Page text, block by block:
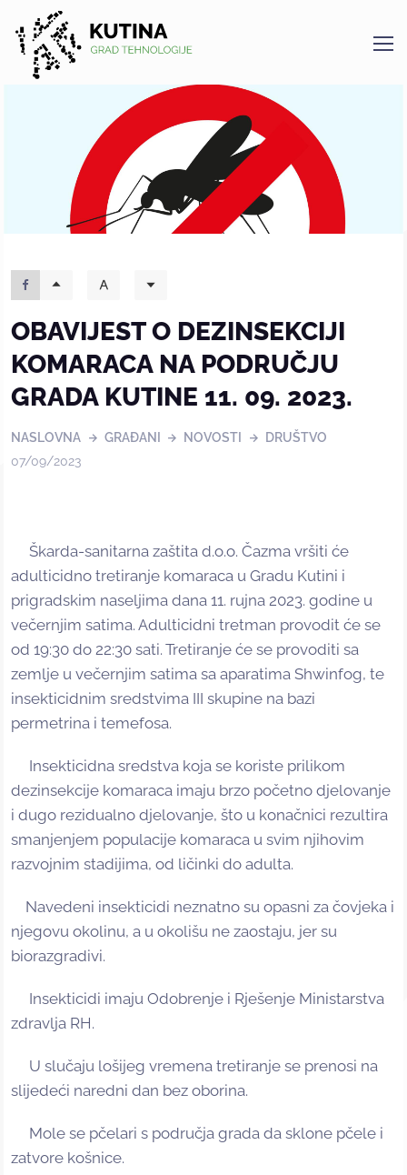
Kutina
OBAVIJEST O DEZINSEKCIJI
KOMARACA NA PODRUČJU
GRADA KUTINE 11. 09. 2023.
NASLOVNA GRAĐANI NOVOSTI
DRUŠTVO
07/09/2023
Škarda-sanitarna zaštita d.o.o. Čazma vršiti će
adulticidno tretiranje komaraca u Gradu Kutini i
prigradskim naseljima dana 11. rujna 2023. godine u
večernjim satima. Adulticidni tretman provodit će se
od 19:30 do 22:30 sati. Tretiranje će se provoditi sa
zemlje u večernjim satima sa aparatima Shwinfog, te
insekticidnim sredstvima III skupine na bazi
permetrina i temefosa.
Insekticidna sredstva koja se koriste prilikom
dezinsekcije komaraca imaju brzo početno djelovanje
i dugo rezidualno djelovanje, što u konačnici rezultira
smanjenjem populacije komaraca u svim njihovim
razvojnim stadijima, od ličinki do adulta.
Navedeni insekticidi neznatno su opasni za čovjeka i
njegovu okolinu, a u okolišu ne zaostaju, jer su
biorazgradivi.
Insekticidi imaju Odobrenje i Rješenje Ministarstva
zdravlja RH.
U slučaju lošijeg vremena tretiranje se prenosi na
slijedeći naredni dan bez oborina.
Mole se pčelari s područja grada da sklone pčele i
zatvore košnice.